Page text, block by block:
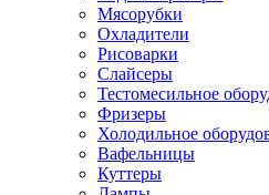
Мясорубки
Охладители
Рисоварки
Слайсеры
Тестомесильное
Фризеры
Холодильное
Вафельницы
Куттеры